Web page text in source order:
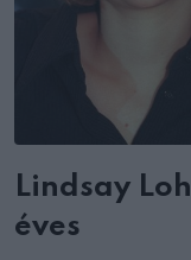
Lindsay
éves